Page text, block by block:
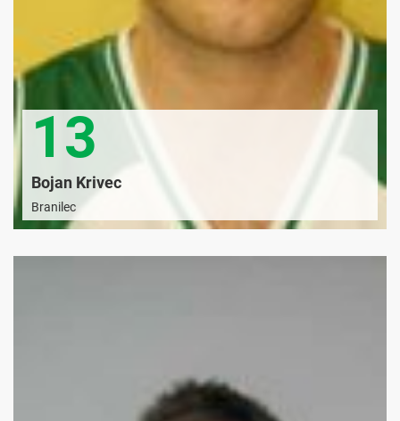
13
Bojan Krivec
Branilec